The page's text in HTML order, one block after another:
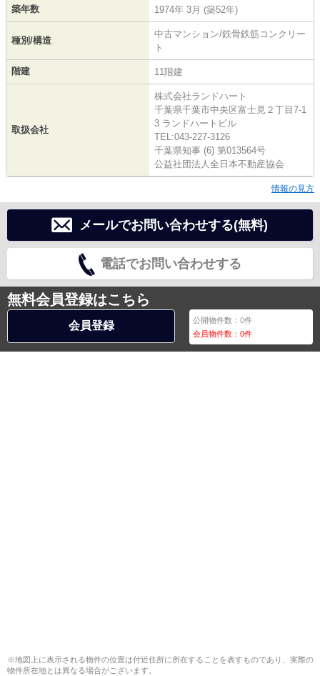
築年数 1974年 3月 (築52年)
種別/構造
中古マンション/鉄骨鉄筋コンクリー
ト
階建 11階建
取扱会社
株式会社ランドハート
千葉県千葉市中央区富士見２丁目7-1
3 ランドハートビル
TEL:043-227-3126
千葉県知事 (6) 第013564号
公益社団法人全日本不動産協会
情報の見方
メールでお問い合わせする(無料)
電話でお問い合わせする
無料会員登録はこちら
会員登録 公開物件数：0件
会員物件数：0件
※地図上に表示される物件の位置は付近住所に所在することを表すものであり、実際の
物件所在地とは異なる場合がございます。